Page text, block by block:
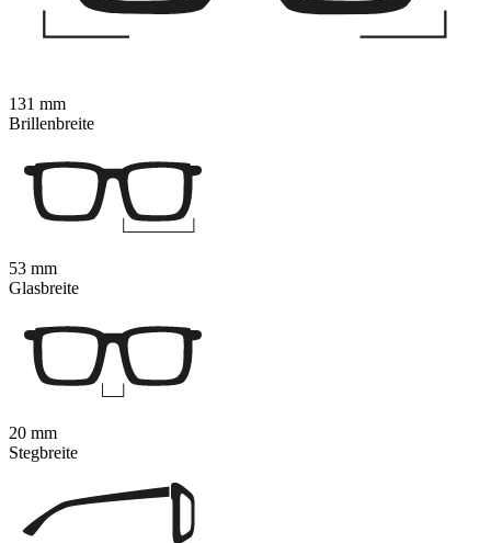
131 mm
Brillenbreite
53 mm
Glasbreite
20 mm
Stegbreite